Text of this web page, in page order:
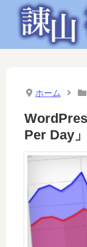
ホーム
Per Day